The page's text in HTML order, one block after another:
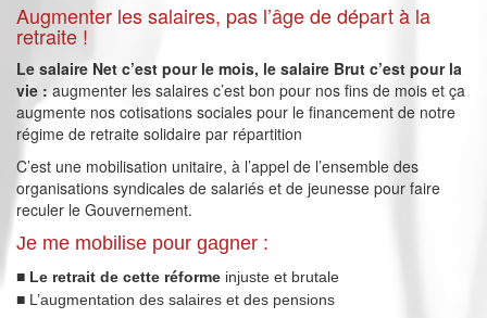
Augmenter les salaires, pas l’âge de départ à la
retraite !
Le salaire Net c’est pour le mois, le salaire Brut c’est pour la
vie : augmenter les salaires c’est bon pour nos fins de mois et ça
augmente nos cotisations sociales pour le financement de notre
régime de retraite solidaire par répartition
C’est une mobilisation unitaire, à l’appel de l’ensemble des
organisations syndicales de salariés et de jeunesse pour faire
reculer le Gouvernement.
Je me mobilise pour gagner :
■ Le retrait de cette réforme injuste et brutale
■ L’augmentation des salaires et des pensions